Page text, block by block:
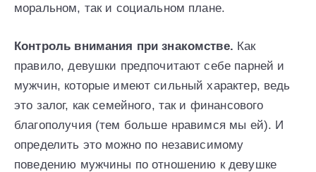
моральном, так и социальном плане.
Контроль внимания при знакомстве. Как
правило, девушки предпочитают себе парней и
мужчин, которые имеют сильный характер, ведь
это залог, как семейного, так и финансового
благополучия (тем больше нравимся мы ей). И
определить это можно по независимому
поведению мужчины по отношению к девушке